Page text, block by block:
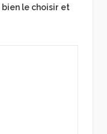
le choisir et